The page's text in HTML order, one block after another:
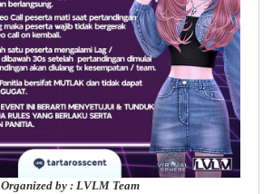
Organized by : LVLM Team